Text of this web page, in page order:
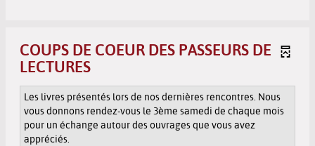
COUPS DE COEUR DES PASSEURS DE
LECTURES
Les livres présentés lors de nos dernières rencontres. Nous
vous donnons rendez-vous le 3ème samedi de chaque mois
pour un échange autour des ouvrages que vous avez
appréciés.